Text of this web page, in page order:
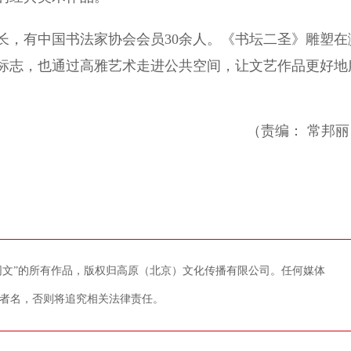
中国书法家协会会员30余人。《书坛二圣》雕塑在
，也通过高雅艺术走进公共空间，让文艺作品更好地
（责编： 常邦
”的所有作品，版权归高原（北京）文化传播有限公司。任何媒体
名，否则将追究相关法律责任。